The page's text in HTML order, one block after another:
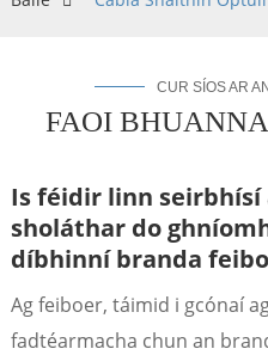
CUR SÍOS AR
FAOI
Is féidir linn seirbhísí
sholáthar do
díbhinní branda
Ag feiboer, táimid i gcónaí
fadtéarmacha chun an